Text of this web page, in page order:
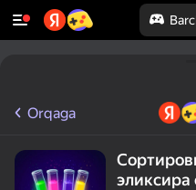
Orqaga
эликсира